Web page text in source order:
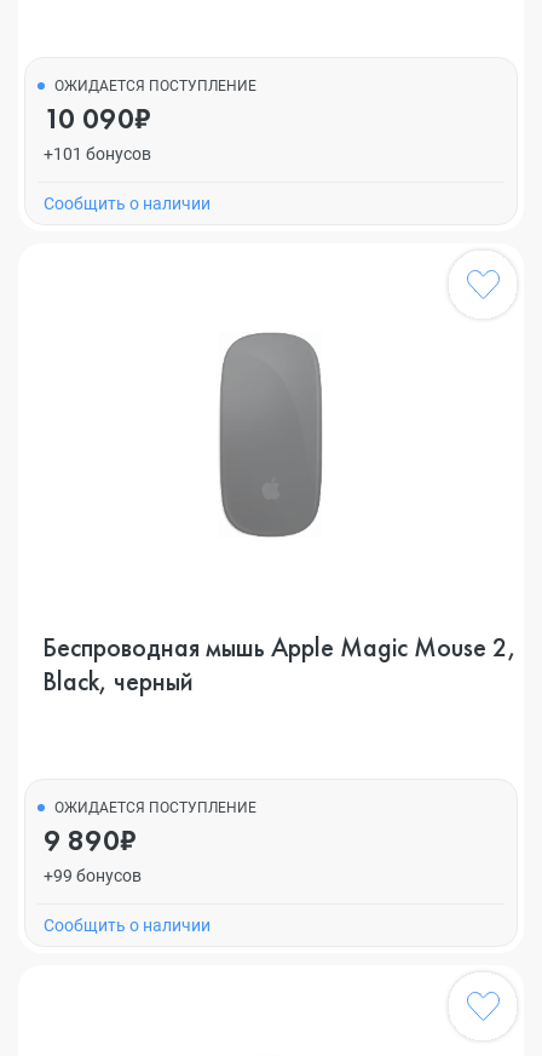
ОЖИДАЕТСЯ ПОСТУПЛЕНИЕ
10 090₽
+101 бонусов
Cообщить о наличии
Беспроводная мышь Apple Magic Mouse 2,
Black, черный
ОЖИДАЕТСЯ ПОСТУПЛЕНИЕ
9 890₽
+99 бонусов
Cообщить о наличии